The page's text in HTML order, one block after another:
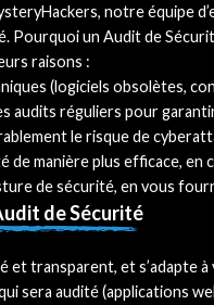
notre équipe
un Audit de
raisons :
(logiciels obsolètes,
audits réguliers pour
le risque de
de manière plus efficace,
de sécurité, en vous
de Sécurité
transparent, et s’adapte à
sera audité (applications